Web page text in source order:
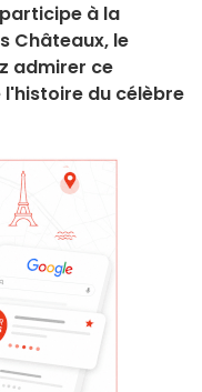
à la
Châteaux, le
admirer ce
du célèbre